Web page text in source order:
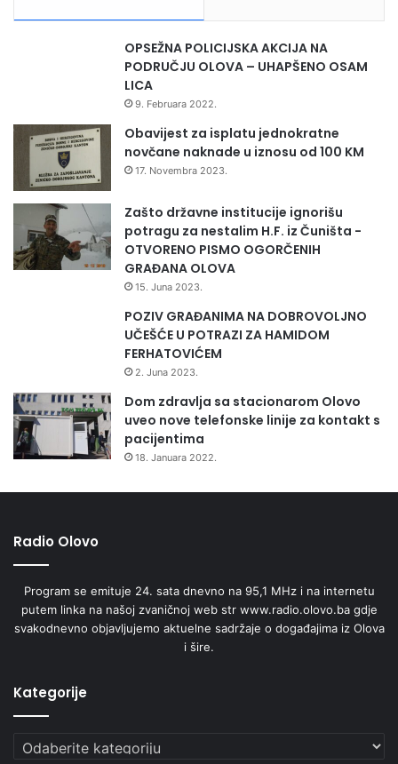
OPSEŽNA POLICIJSKA AKCIJA NA
PODRUČJU OLOVA – UHAPŠENO OSAM
LICA
9. Februara 2022.
Obavijest za isplatu jednokratne
novčane naknade u iznosu od 100 KM
17. Novembra 2023.
Zašto državne institucije ignorišu
potragu za nestalim H.F. iz Čuništa -
OTVORENO PISMO OGORČENIH
GRAĐANA OLOVA
15. Juna 2023.
POZIV GRAĐANIMA NA DOBROVOLJNO
UČEŠĆE U POTRAZI ZA HAMIDOM
FERHATOVIĆEM
2. Juna 2023.
Dom zdravlja sa stacionarom Olovo
uveo nove telefonske linije za kontakt s
pacijentima
18. Januara 2022.
Radio Olovo
Program se emituje 24. sata dnevno na 95,1 MHz i na internetu
putem linka na našoj zvaničnoj web str www.radio.olovo.ba gdje
svakodnevno objavljujemo aktuelne sadržaje o događajima iz Olova
i šire.
Kategorije
Kategorije